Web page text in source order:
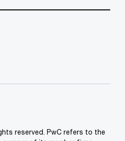
reserved. PwC refers to the